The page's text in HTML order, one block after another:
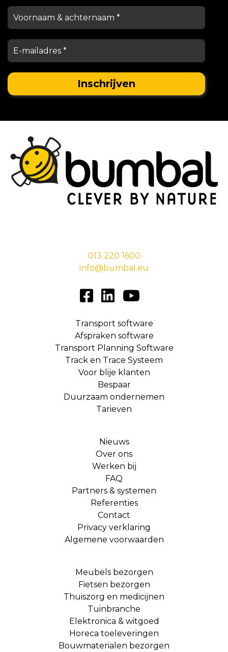
013 220 1600
info@bumbal.eu
Transport software
Afspraken software
Transport Planning Software
Track en Trace Systeem
Voor blije klanten
Bespaar
Duurzaam ondernemen
Tarieven
Nieuws
Over ons
Werken bij
FAQ
Partners & systemen
Referenties
Contact
Privacy verklaring
Algemene voorwaarden
Meubels bezorgen
Fietsen bezorgen
Thuiszorg en medicijnen
Tuinbranche
Elektronica & witgoed
Horeca toeleveringen
Bouwmaterialen bezorgen